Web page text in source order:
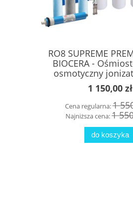
RO8 SUPREME
BIOCERA -
osmotyczny
1 150,00 zł
Cena regularna:1
Najniższa cena:1
do koszyka